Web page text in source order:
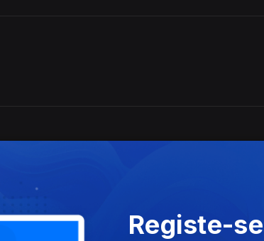
de Guarini. Madrigais de Schütz e Monteverdi
Registe-